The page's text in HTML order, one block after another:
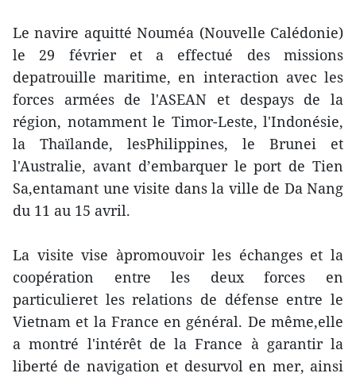
Le navire aquitté Nouméa (Nouvelle Calédonie)
le 29 février et a effectué des missions
depatrouille maritime, en interaction avec les
forces armées de l'ASEAN et despays de la
région, notamment le Timor-Leste, l'Indonésie,
la Thaïlande, lesPhilippines, le Brunei et
l'Australie, avant d’embarquer le port de Tien
Sa,entamant une visite dans la ville de Da Nang
du 11 au 15 avril.
La visite vise àpromouvoir les échanges et la
coopération entre les deux forces en
particulieret les relations de défense entre le
Vietnam et la France en général. De même,elle
a montré l'intérêt de la France à garantir la
liberté de navigation et desurvol en mer, ainsi